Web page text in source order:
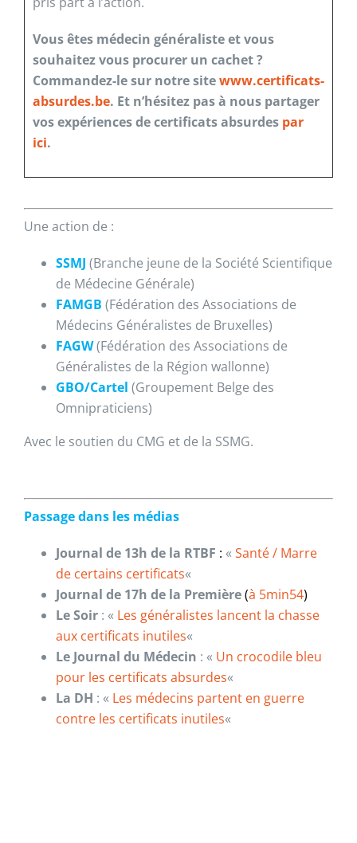
Vous êtes médecin généraliste et vous
souhaitez vous procurer un cachet ?
Commandez-le sur notre sitewww.certificats-
absurdes.be. Et n’hésitez pas à nous partager
vos expériences de certificats absurdes par
ici.
Une action de :
SSMJ (Branche jeune de la Société Scientifique
de Médecine Générale)
FAMGB (Fédération des Associations de
Médecins Généralistes de Bruxelles)
FAGW(Fédération des Associations de
Généralistes de la Région wallonne)
GBO/Cartel (Groupement Belge des
Omnipraticiens)
Avec le soutien du CMG et de la SSMG.
Passage dans les médias
Journal de 13h de la RTBF : « Santé / Marre
de certains certificats«
Journal de 17h de la Première(à 5min54)
Le Soir: « Les généralistes lancent la chasse
aux certificats inutiles«
Le Journal du Médecin : « Un crocodile bleu
pour les certificats absurdes«
La DH : « Les médecins partent en guerre
contre les certificats inutiles«